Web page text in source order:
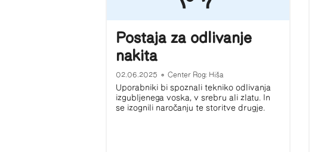
Postaja za odlivanje
nakita
02.06.2025 • Center Rog: Hiša
Uporabniki bi spoznali tekniko odlivanja
izgubljenega voska, v srebru ali zlatu. In
se izognili naročanju te storitve drugje.